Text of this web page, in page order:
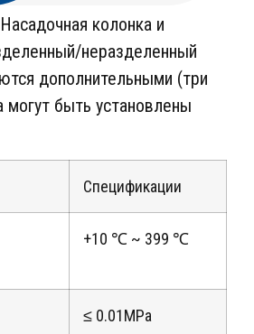
Насадочная колонка и
неразделенный
дополнительными (три
могут быть установлены
Спецификации
+10 ℃ ~ 399 ℃
≤ 0.01MPa